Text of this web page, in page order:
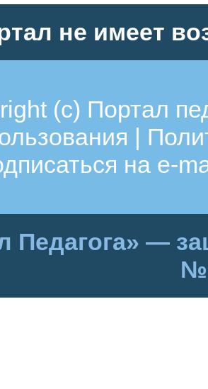
не имеет
(c) Портал
|
на e-
Педагога» —